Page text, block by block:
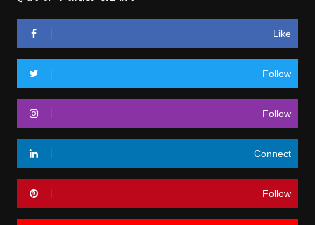
Like
Follow
Follow
Connect
Follow